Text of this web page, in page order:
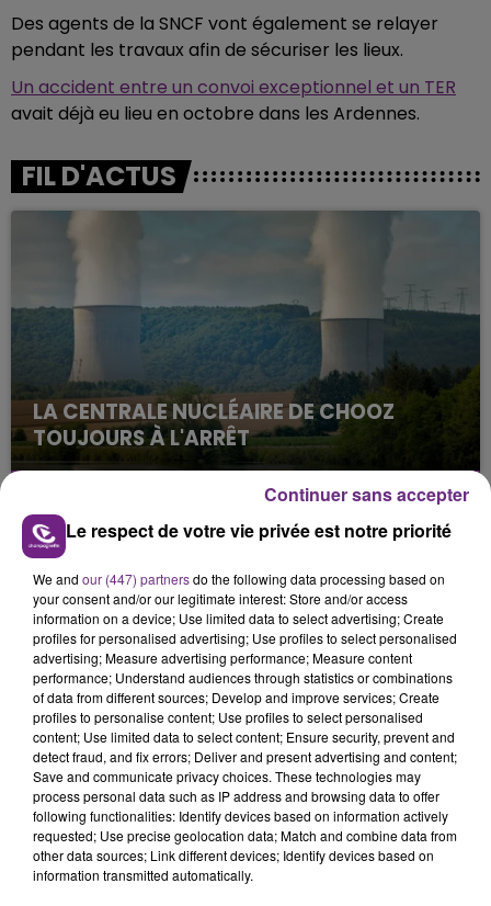
Des agents de la SNCF vont également se relayer
pendant les travaux afin de sécuriser les lieux.
Un accident entre un convoi exceptionnel et un TER
avait déjà eu lieu en octobre dans les Ardennes.
FIL D'ACTUS
LA CENTRALE NUCLÉAIRE DE CHOOZ
TOUJOURS À L'ARRÊT
Cela fait déjà une semaine que la centrale
nucléaire ardennaise est à l'arrêt. Une situation
justifiée par la sécheresse intense qui est toujours
présente.
LE MAGASIN JOUÉCLUB DE REIMS FERME
SES PORTES
C'était l'une des institutions du centre-ville
rémois. Le magasin JouéClub est contraint de
fermer ses portes.
TITRES DIFFUSÉS
13h58
13h58
Le respect de votre vie privée est notre priorité
We and our (447) partnersdo the following data processing based on
your consent and/or our legitimate interest: Store and/or access
information on a device; Use limited data to select advertising; Create
profiles for personalised advertising; Use profiles to select personalised
advertising; Measure advertising performance; Measure content
performance; Understand audiences through statistics or combinations
of data from different sources; Develop and improve services; Create
profiles to personalise content; Use profiles to select personalised
content; Use limited data to select content; Ensure security, prevent and
detect fraud, and fix errors; Deliver and present advertising and content;
Save and communicate privacy choices. These technologies may
process personal data such as IP address and browsing data to offer
following functionalities: Identify devices based on information actively
requested; Use precise geolocation data; Match and combine data from
other data sources; Link different devices; Identify devices based on
information transmitted automatically.
Continuer sans accepter